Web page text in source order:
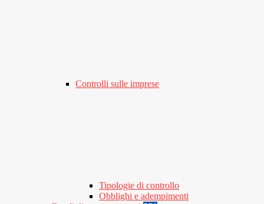
Controlli sulle imprese
Tipologie di controllo
Obblighi e adempimenti